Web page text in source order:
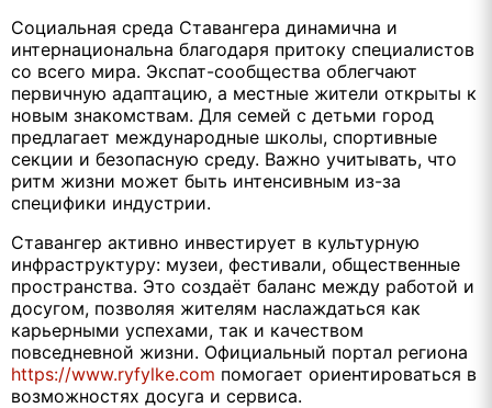
Социальная среда Ставангера динамична и
интернациональна благодаря притоку специалистов
со всего мира. Экспат-сообщества облегчают
первичную адаптацию, а местные жители открыты к
новым знакомствам. Для семей с детьми город
предлагает международные школы, спортивные
секции и безопасную среду. Важно учитывать, что
ритм жизни может быть интенсивным из-за
специфики индустрии.
Ставангер активно инвестирует в культурную
инфраструктуру: музеи, фестивали, общественные
пространства. Это создаёт баланс между работой и
досугом, позволяя жителям наслаждаться как
карьерными успехами, так и качеством
повседневной жизни. Официальный портал региона
https://www.ryfylke.com помогает ориентироваться в
возможностях досуга и сервиса.